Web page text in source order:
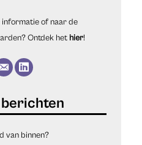
informatie of naar de
Ontdek het hier!
van binnen?